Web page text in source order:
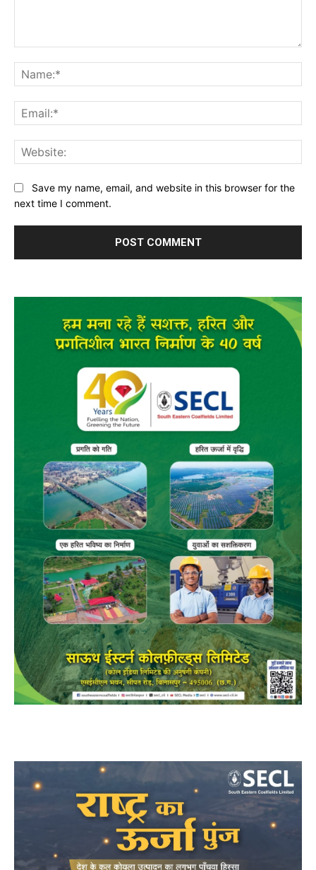
Save my name, email, and website in this browser for the
next time I comment.